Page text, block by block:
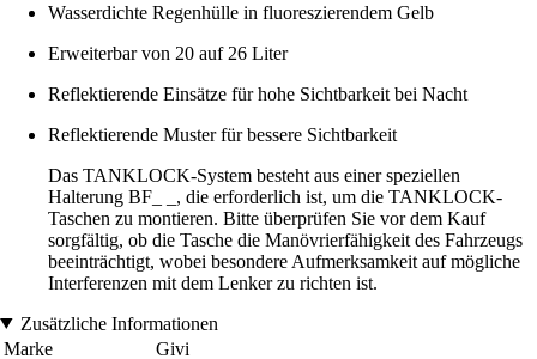
Wasserdichte Regenhülle in fluoreszierendem Gelb
Erweiterbar von 20 auf 26 Liter
Reflektierende Einsätze für hohe Sichtbarkeit bei Nacht
Reflektierende Muster für bessere Sichtbarkeit
Das TANKLOCK-System besteht aus einer speziellen
Halterung BF_ _, die erforderlich ist, um die TANKLOCK-
Taschen zu montieren. Bitte überprüfen Sie vor dem Kauf
sorgfältig, ob die Tasche die Manövrierfähigkeit des Fahrzeugs
beeinträchtigt, wobei besondere Aufmerksamkeit auf mögliche
Interferenzen mit dem Lenker zu richten ist.
Zusätzliche Informationen
Marke
Givi